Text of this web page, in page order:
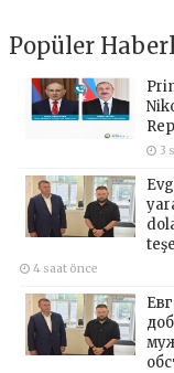
Popüler
3
4 saat önce